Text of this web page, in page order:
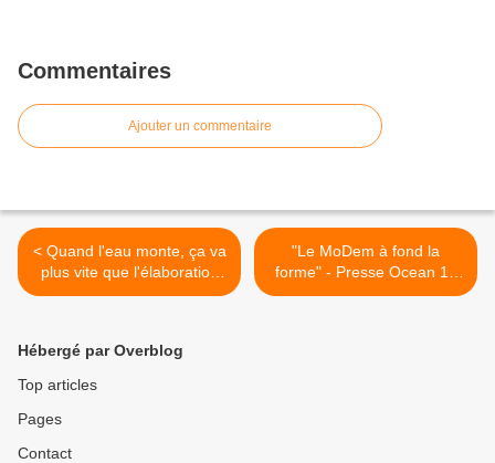
Commentaires
Ajouter un commentaire
< Quand l'eau monte, ça va
plus vite que l'élaboration
des Plans de Prévention
"Le MoDem à fond la
forme" - Presse Ocean 18
01 11 >
Hébergé par Overblog
Top articles
Pages
Contact